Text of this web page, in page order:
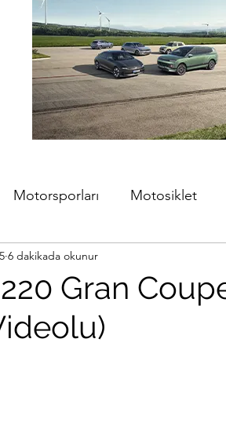
Motorsporları Motosiklet
Gran
6 dakikada okunur